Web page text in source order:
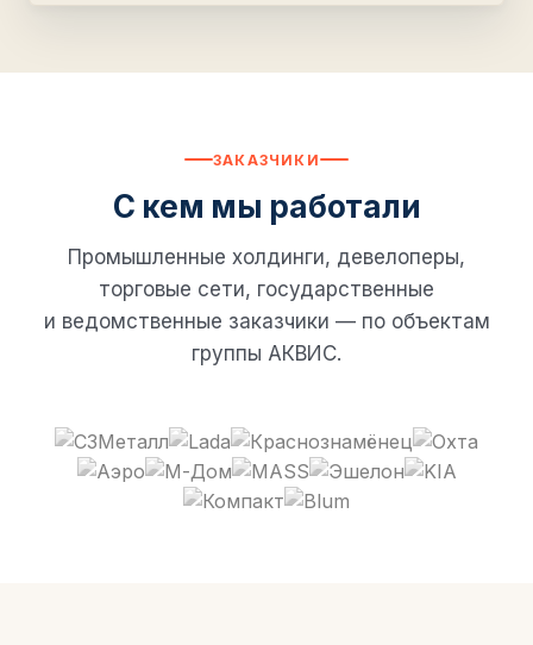
ЗАКАЗЧИКИ
С кем мы работали
Промышленные холдинги, девелоперы,
торговые сети, государственные
и ведомственные заказчики — по объектам
группы АКВИС.